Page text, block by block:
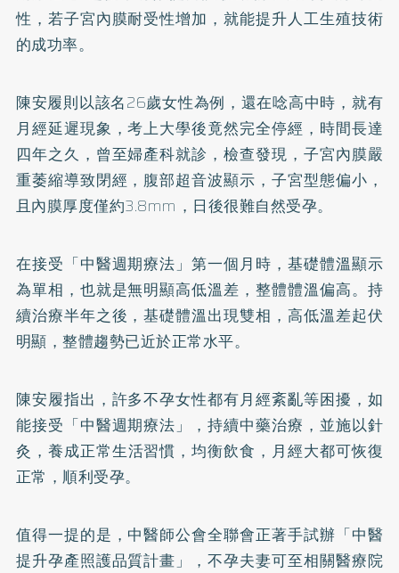
性，若子宮內膜耐受性增加，就能提升人工生殖技術
的成功率。
陳安履則以該名26歲女性為例，還在唸高中時，就有
月經延遲現象，考上大學後竟然完全停經，時間長達
四年之久，曾至婦產科就診，檢查發現，子宮內膜嚴
重萎縮導致閉經，腹部超音波顯示，子宮型態偏小，
且內膜厚度僅約3.8mm，日後很難自然受孕。
在接受「中醫週期療法」第一個月時，基礎體溫顯示
為單相，也就是無明顯高低溫差，整體體溫偏高。持
續治療半年之後，基礎體溫出現雙相，高低溫差起伏
明顯，整體趨勢已近於正常水平。
陳安履指出，許多不孕女性都有月經紊亂等困擾，如
能接受「中醫週期療法」，持續中藥治療，並施以針
灸 ，養成正常生活習慣，均衡飲食，月經大都可恢復
正常，順利受孕。
值得一提的是，中醫師公會全聯會正著手試辦「中醫
提升孕產照護品質計畫」，不孕夫妻可至相關醫療院